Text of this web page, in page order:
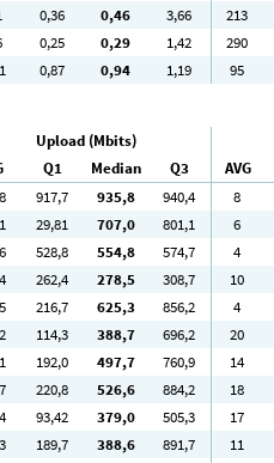
0,36 0,46 3,66 213
0,25 0,29 1,42 290
0,87 0,94 1,19 95
Upload (Mbits)
Q1 Median Q3 AVG
917,7 935,8 940,4 8
29,81 707,0 801,1 6
528,8 554,8 574,7 4
262,4 278,5 308,7 10
216,7 625,3 856,2 4
114,3 388,7 696,2 20
192,0 497,7 760,9 14
220,8 526,6 884,2 18
93,42 379,0 505,3 17
189,7 388,6 891,7 11